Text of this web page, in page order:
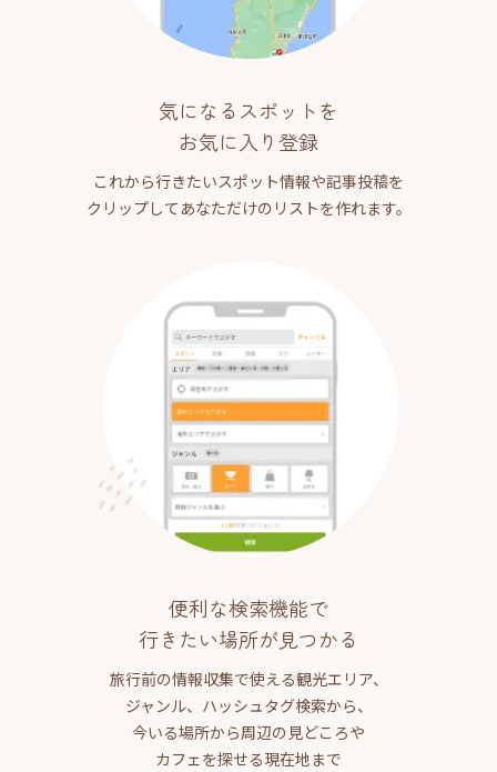
気になるスポットを
お気に入り登録
これから行きたいスポット情報や記事投稿を
クリップしてあなただけのリストを作れます。
便利な検索機能で
行きたい場所が見つかる
旅行前の情報収集で使える観光エリア、
ジャンル、ハッシュタグ検索から、
今いる場所から周辺の見どころや
カフェを探せる現在地まで